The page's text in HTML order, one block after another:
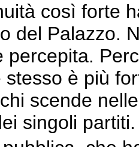
così forte
del Palazzo.
percepita.
stesso è più
scende
singoli partiti.